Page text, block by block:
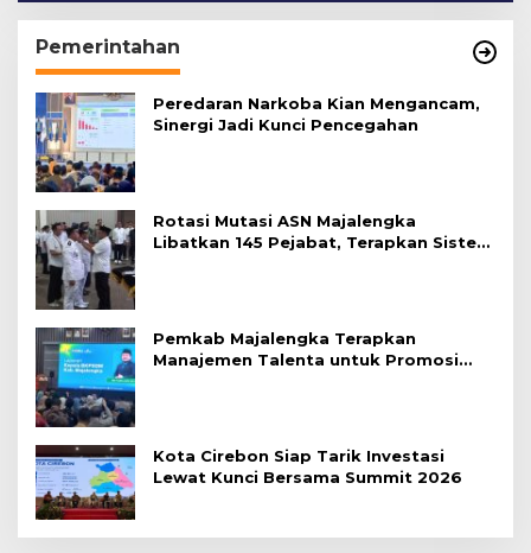
Pemerintahan
Peredaran Narkoba Kian Mengancam,
Sinergi Jadi Kunci Pencegahan
Rotasi Mutasi ASN Majalengka
Libatkan 145 Pejabat, Terapkan Sistem
Pemkab Majalengka Terapkan
Manajemen Talenta untuk Promosi
Kota Cirebon Siap Tarik Investasi
Lewat Kunci Bersama Summit 2026